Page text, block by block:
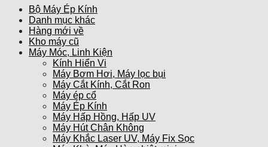
Bộ Máy Ép Kính
Danh mục khác
Hàng mới về
Kho máy cũ
Máy Móc, Linh Kiện
Kính Hiển Vi
Máy Bơm Hơi, Máy lọc bụi
Máy Cắt Kính, Cắt Ron
Máy ép cổ
Máy Ép Kính
Máy Hấp Hồng, Hấp UV
Máy Hút Chân Không
Máy Khắc Laser UV, Máy Fix Sọc